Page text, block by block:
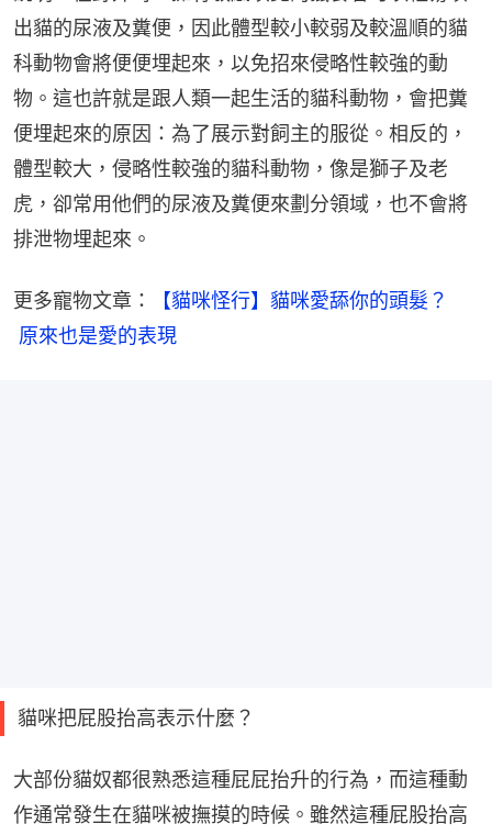
出貓的尿液及糞便，因此體型較小較弱及較溫順的貓
科動物會將便便埋起來，以免招來侵略性較強的動
物。這也許就是跟人類一起生活的貓科動物，會把糞
便埋起來的原因：為了展示對飼主的服從。相反的，
體型較大，侵略性較強的貓科動物，像是獅子及老
虎，卻常用他們的尿液及糞便來劃分領域，也不會將
排泄物埋起來。
更多寵物文章：
【貓咪怪行】貓咪愛舔你的頭髮？
原來也是愛的表現
貓咪把屁股抬高表示什麼？
大部份貓奴都很熟悉這種屁屁抬升的行為，而這種動
作通常發生在貓咪被撫摸的時候。雖然這種屁股抬高